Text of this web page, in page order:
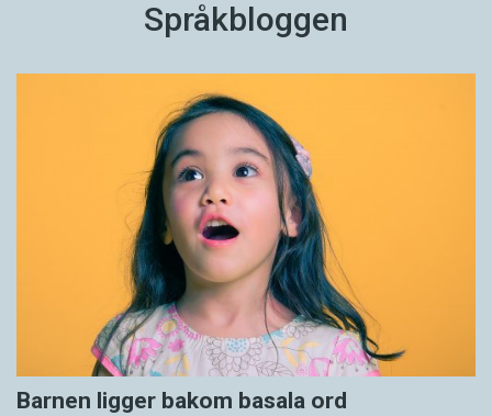
Språkbloggen
Barnen ligger bakom basala ord